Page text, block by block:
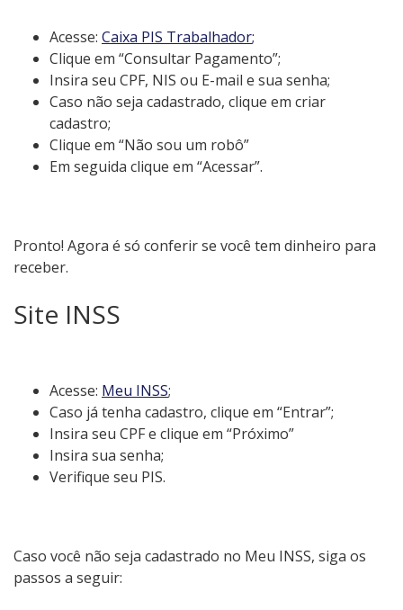
Acesse: Caixa PIS Trabalhador;
Clique em “Consultar Pagamento”;
Insira seu CPF, NIS ou E-mail e sua senha;
Caso não seja cadastrado, clique em criar
cadastro;
Clique em “Não sou um robô”
Em seguida clique em “Acessar”.
Pronto! Agora é só conferir se você tem dinheiro para
receber.
Site INSS
Acesse: Meu INSS;
Caso já tenha cadastro, clique em “Entrar”;
Insira seu CPF e clique em “Próximo”
Insira sua senha;
Verifique seu PIS.
Caso você não seja cadastrado no Meu INSS, siga os
passos a seguir: